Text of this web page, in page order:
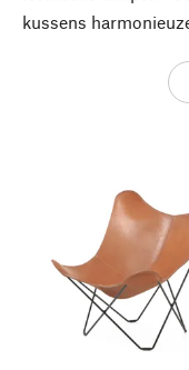
kussens